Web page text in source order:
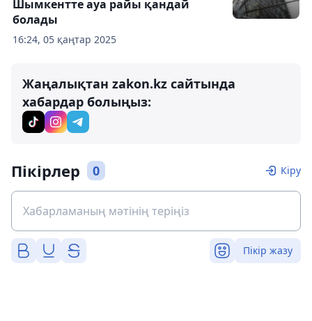
16:24, 05 қаңтар 2025
Шымкентте ауа райы қандай
болады
Жаңалықтан zakon.kz сайтында
хабардар болыңыз:
Пікірлер 0 Кіру
Пікір жазу